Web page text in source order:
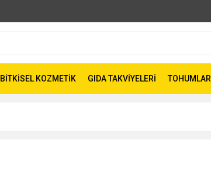
BİTKİSEL KOZMETİK GIDA TAKVİYELERİ TOHUMLAR